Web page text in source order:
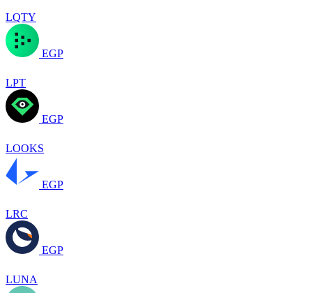
LQTY
EGP
LPT
EGP
LOOKS
EGP
LRC
EGP
LUNA